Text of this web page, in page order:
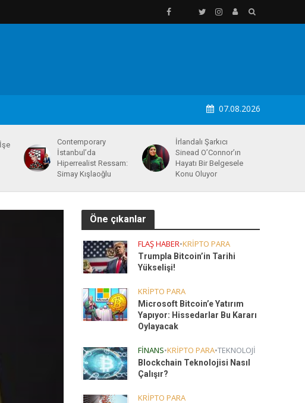
07.08.2026
Contemporary
İstanbul’da
Hiperrealist Ressam:
Simay Kışlaoğlu
İrlandalı Şarkıcı
Sinead O’Connor’ın
Hayatı Bir Belgesele
Konu Oluyor
Öne çıkanlar
FLAŞ HABER•KRIPTO PARA
Trumpla Bitcoin’in Tarihi
Yükselişi!
KRIPTO PARA
Microsoft Bitcoin’e Yatırım
Yapıyor: Hissedarlar Bu Kararı
Oylayacak
FINANS•KRIPTO PARA•TEKNOLOJI
Blockchain Teknolojisi Nasıl
Çalışır?
KRIPTO PARA